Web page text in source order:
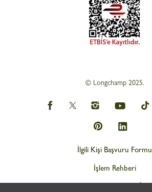
© Longchamp 2025.
İlgili Kişi Başvuru Formu
İşlem Rehberi